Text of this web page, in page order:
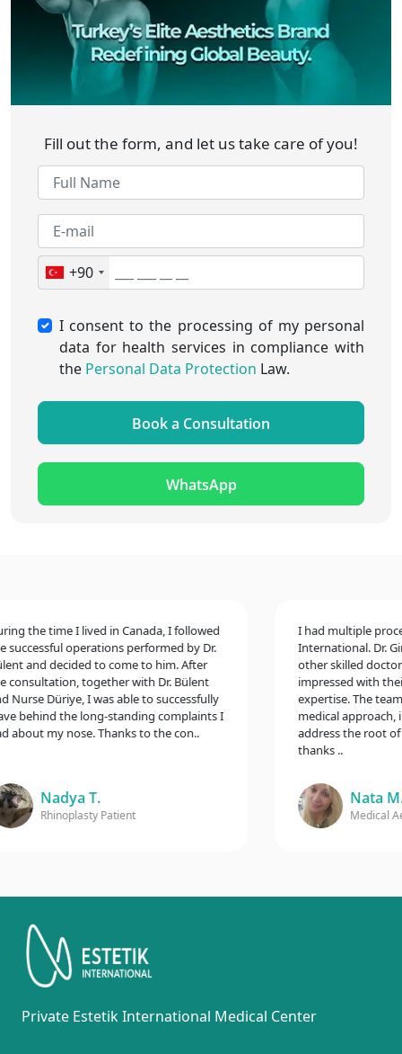
Fill out the form, and let us take care of you!
+90
I consent to the processing of my personal
data for health services in compliance with
the Personal Data Protection Law.
Book a Consultation
WhatsApp
the time I lived in Canada, I followed
operations performed by Dr.
and decided to come to him. After
together with Dr. Bülent
Düriye, I was able to successfully
behind the long-standing complaints I
my nose. Thanks to the con..
Nadya T.
Rhinoplasty Patient
I had multiple
International. Dr.
other skilled doctors,
impressed with their
expertise. The team
medical approach,
address the root of
thanks ..
Nata M.
Medical
Private Estetik International Medical Center